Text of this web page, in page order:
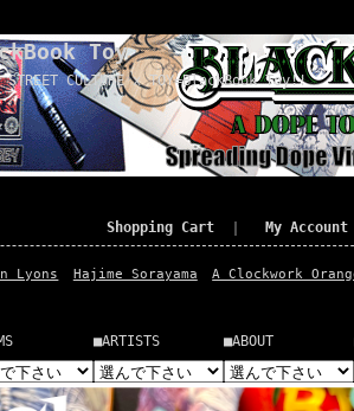
Toy
STREET CULTURE x TOY=BlackBook Toy!!
Shopping Cart My Account
Lyons Hajime Sorayama A Clockwork
■ARTISTS ■ABOUT